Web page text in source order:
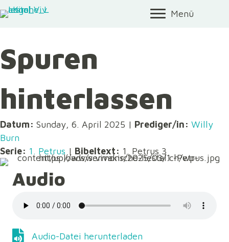
Menü
Spuren
hinterlassen
Datum: Sunday, 6. April 2025 | Prediger/in: Willy
Burn
Serie: 1. Petrus | Bibeltext: 1. Petrus 3
Audio
Audio-Datei herunterladen
Audio-Datei herunterladen